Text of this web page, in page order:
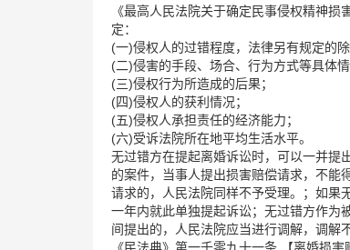
《最高人民法院关于确定民事侵权精神
定：
(一)侵权人的过错程度，法律另有规定的除
(二)侵害的手段、场合、行为方式等具体情
(三)侵权行为所造成的后果；
(四)侵权人的获利情况；
(五)侵权人承担责任的经济能力；
(六)受诉法院所在地平均生活水平。
无过错方在提起离婚诉讼时，可以一并提
的案件，当事人提出损害赔偿请求，不能
请求的，人民法院同样不予受理。；如果
一年内就此单独提起诉讼；无过错方作为
间提出的，人民法院应当进行调解，调解